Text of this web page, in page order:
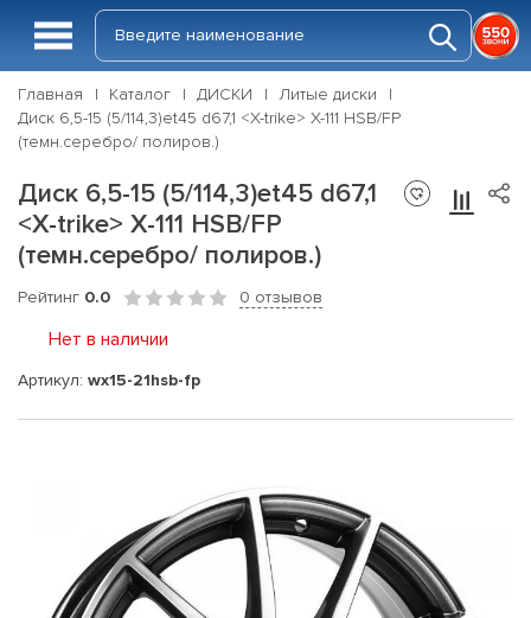
Главная Каталог ДИСКИ
Литые диски
Диск 6,5-15 (5/114,3)et45 d67,1 <X-trike> X-111 HSB/FP
(темн.серебро/ полиров.)
Диск 6,5-15 (5/114,3)et45 d67,1
<X-trike> X-111 HSB/FP
(темн.серебро/ полиров.)
Рейтинг 0.0 0 отзывов
Нет в наличии
Артикул: wx15-21hsb-fp